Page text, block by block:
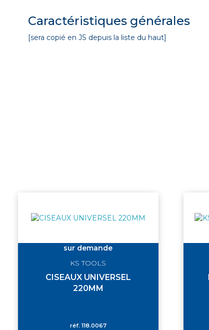
Caractéristiques générales
[sera copié en JS depuis la liste du haut]
sur demande
KS TOOLS
CISEAUX UNIVERSEL
220MM
réf. 118.0067